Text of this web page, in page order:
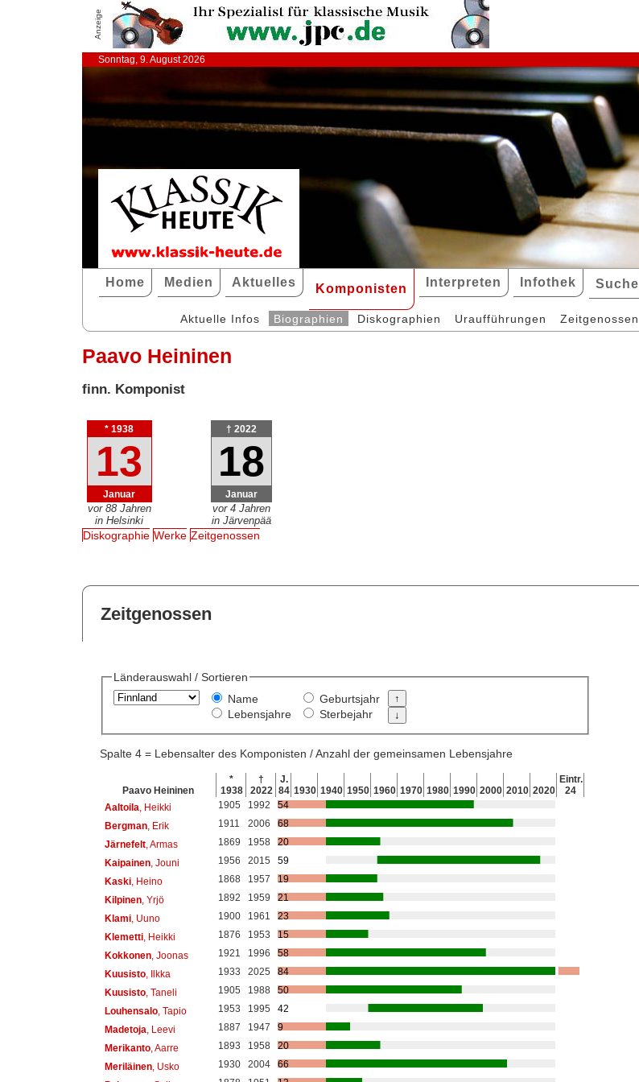
Anzeige
Sonntag, 9. August 2026
Home Medien Aktuelles Komponisten Interpreten Infothek Suche
Aktuelle Infos Biographien Diskographien Uraufführungen Zeitgenossen
Paavo Heininen
finn. Komponist
* 1938
13
Januar
vor 88 Jahren
in Helsinki
† 2022
18
Januar
vor 4 Jahren
in Järvenpää
Diskographie Werke Zeitgenossen
Zeitgenossen
Länderauswahl / Sortieren
Name
Lebensjahre
Geburtsjahr
Sterbejahr
Spalte 4 = Lebensalter des Komponisten / Anzahl der gemeinsamen Lebensjahre
Paavo Heininen
*
1938
†
2022
J.
84 1930 1940 1950 1960 1970 1980 1990 2000 2010 2020
Eintr.
24
Aaltoila , Heikki 1905 1992
54
Bergman, Erik 1911 2006
68
Järnefelt, Armas 1869 1958
20
Kaipainen, Jouni 1956 2015
59
Kaski, Heino 1868 1957
19
Kilpinen, Yrjö 1892 1959
21
Klami, Uuno 1900 1961
23
Klemetti, Heikki 1876 1953
15
Kokkonen, Joonas 1921 1996
58
Kuusisto, Ilkka 1933 2025
84
Kuusisto, Taneli 1905 1988
50
Louhensalo, Tapio 1953 1995
42
Madetoja , Leevi 1887 1947
9
Merikanto, Aarre 1893 1958
20
Meriläinen, Usko 1930 2004
66